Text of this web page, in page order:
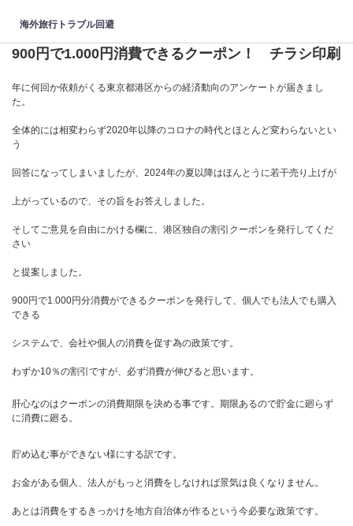
海外旅行トラブル回避
900円で1.000円消費できるクーポン！ チラシ印刷
年に何回か依頼がくる東京都港区からの経済動向のアンケートが届きまし
た。
全体的には相変わらず2020年以降のコロナの時代とほとんど変わらないとい
う
回答になってしまいましたが、2024年の夏以降はほんとうに若干売り上げが
上がっているので、その旨をお答えしました。
そしてご意見を自由にかける欄に、港区独自の割引クーポンを発行してくだ
さい
と提案しました。
900円で1.000円分消費ができるクーポンを発行して、個人でも法人でも購入
できる
システムで、会社や個人の消費を促す為の政策です。
わずか10％の割引ですが、必ず消費が伸びると思います。
肝心なのはクーポンの消費期限を決める事です。期限あるので貯金に廻らず
に消費に廻る。
貯め込む事ができない様にする訳です。
お金がある個人、法人がもっと消費をしなければ景気は良くなりません。
あとは消費をするきっかけを地方自治体が作るという今必要な政策です。